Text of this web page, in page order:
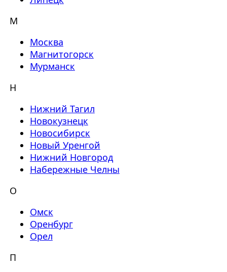
М
Москва
Магнитогорск
Мурманск
Н
Нижний Тагил
Новокузнецк
Новосибирск
Новый Уренгой
Нижний Новгород
Набережные Челны
О
Омск
Оренбург
Орел
П